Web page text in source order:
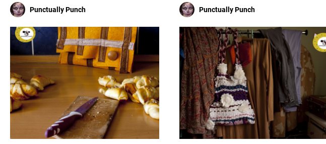
Punctually Punch Punctually Punch